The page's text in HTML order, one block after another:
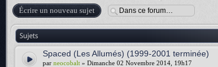
Écrire un nouveau sujet
Sujets
Spaced (Les Allumés) (1999-2001 terminée)
par neocobalt » Dimanche 02 Novembre 2014, 19h17